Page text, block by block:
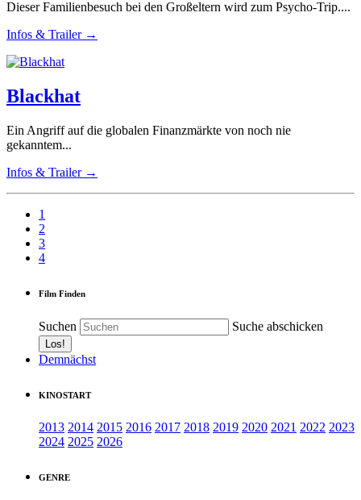
Dieser Familienbesuch bei den Großeltern wird zum Psycho-Trip....
Infos & Trailer →
Blackhat
Ein Angriff auf die globalen Finanzmärkte von noch nie
gekanntem...
Infos & Trailer →
1
2
3
4
Film Finden
Suchen Suche abschicken
Demnächst
KINOSTART
2013 2014 2015 2016 2017 2018 2019 2020 2021 2022 2023
2024 2025 2026
GENRE